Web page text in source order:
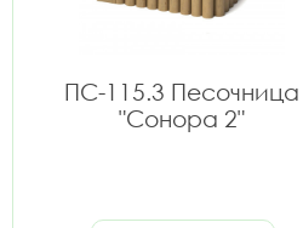
ПС-115.3 Песочница
"Сонора 2"